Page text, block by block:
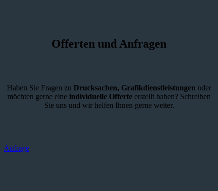
Offerten und Anfragen
Haben Sie Fragen zu Drucksachen, Grafikdienstleistungen oder
möchten gerne eine individuelle Offerte erstellt haben? Schreiben
Sie uns und wir helfen Ihnen gerne weiter.
Anfrage